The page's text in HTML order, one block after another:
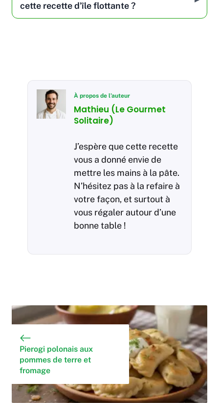
cette recette d'île flottante ?
À propos de l’auteur
Mathieu (Le Gourmet
Solitaire)
J’espère que cette recette
vous a donné envie de
mettre les mains à la pâte.
N’hésitez pas à la refaire à
votre façon, et surtout à
vous régaler autour d’une
bonne table !
Pierogi polonais aux
pommes de terre et
fromage